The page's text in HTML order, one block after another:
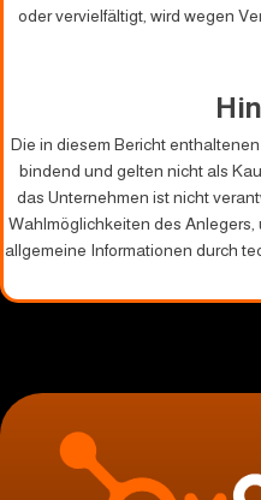
oder vervielfältigt, wird wegen
Die in diesem Bericht
bindend und gelten nicht als
das Unternehmen ist nicht
Wahlmöglichkeiten des Anlegers,
allgemeine Informationen durch